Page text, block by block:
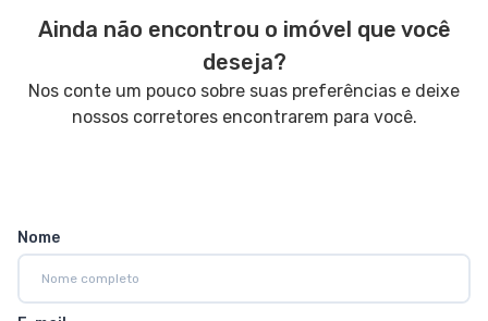
Ainda não encontrou o imóvel que você
deseja?
Nos conte um pouco sobre suas preferências e deixe
nossos corretores encontrarem para você.
Nome